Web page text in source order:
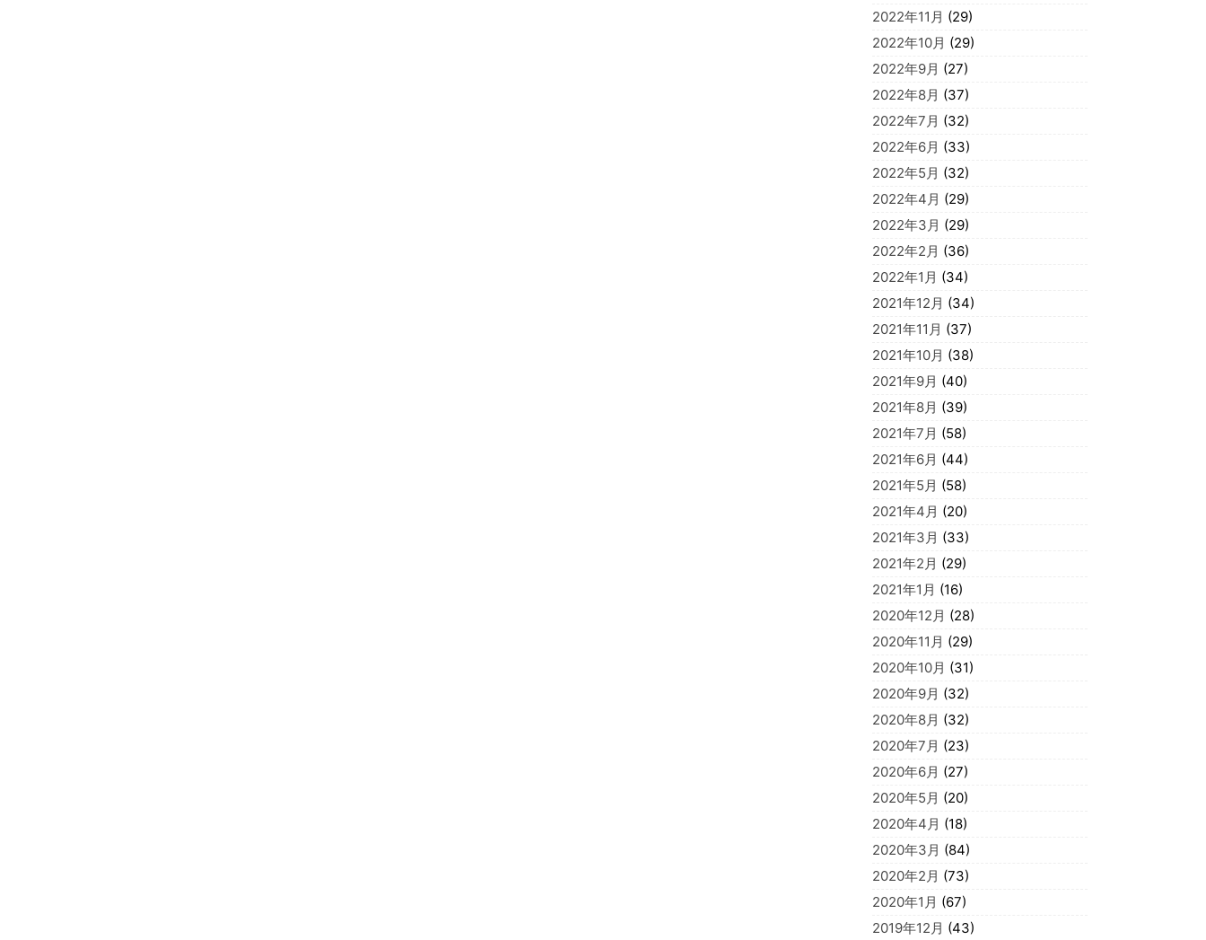
2022年11月 (29)
2022年10月 (29)
2022年9月 (27)
2022年8月 (37)
2022年7月 (32)
2022年6月 (33)
2022年5月 (32)
2022年4月 (29)
2022年3月 (29)
2022年2月 (36)
2022年1月 (34)
2021年12月 (34)
2021年11月 (37)
2021年10月 (38)
2021年9月 (40)
2021年8月 (39)
2021年7月 (58)
2021年6月 (44)
2021年5月 (58)
2021年4月 (20)
2021年3月 (33)
2021年2月 (29)
2021年1月 (16)
2020年12月 (28)
2020年11月 (29)
2020年10月 (31)
2020年9月 (32)
2020年8月 (32)
2020年7月 (23)
2020年6月 (27)
2020年5月 (20)
2020年4月 (18)
2020年3月 (84)
2020年2月 (73)
2020年1月 (67)
2019年12月 (43)